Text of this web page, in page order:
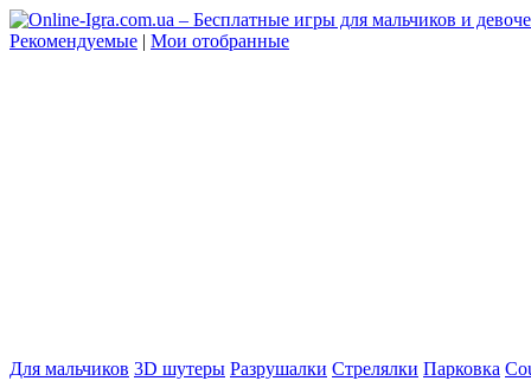
Рекомендуемые | Мои отобранные
Для мальчиков 3D шутеры Разрушалки Стрелялки Парковка